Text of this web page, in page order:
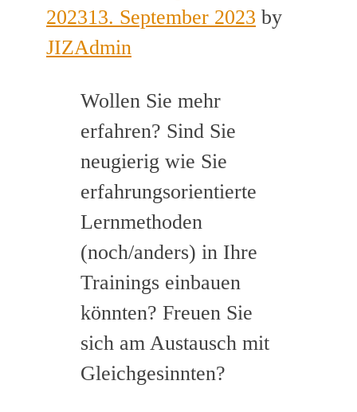
202313. September 2023 by
JIZAdmin
Wollen Sie mehr
erfahren? Sind Sie
neugierig wie Sie
erfahrungsorientierte
Lernmethoden
(noch/anders) in Ihre
Trainings einbauen
könnten? Freuen Sie
sich am Austausch mit
Gleichgesinnten?